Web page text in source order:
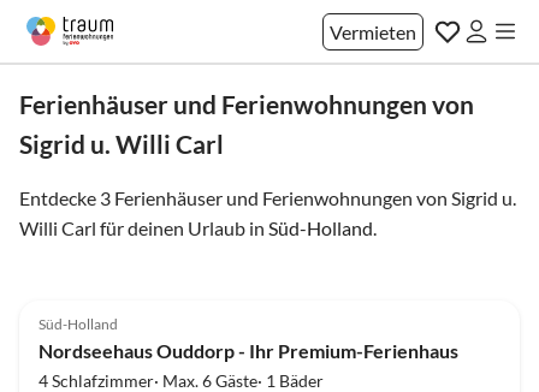
Vermieten
Ferienhäuser und Ferienwohnungen von
Sigrid u. Willi Carl
Entdecke 3 Ferienhäuser und Ferienwohnungen von Sigrid u.
Willi Carl für deinen Urlaub in Süd-Holland.
Süd-Holland
Nordseehaus Ouddorp - Ihr Premium-Ferienhaus
4 Schlafzimmer· Max. 6 Gäste· 1 Bäder